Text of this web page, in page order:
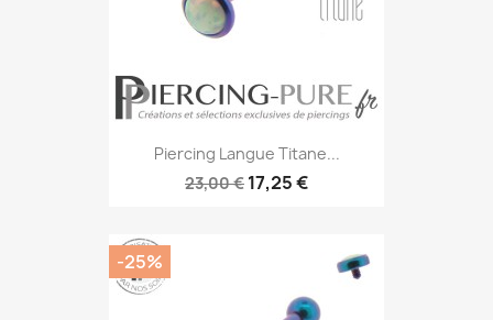
Piercing Langue Titane...
23,00 € 17,25 €
-25%